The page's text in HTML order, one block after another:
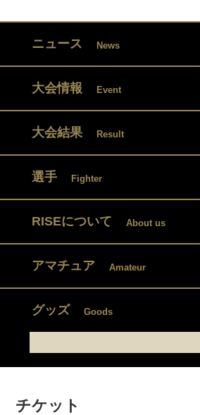
ニュース News
大会情報 Event
大会結果 Result
選手 Fighter
RISEについて About us
アマチュア Amateur
グッズ Goods
チケット